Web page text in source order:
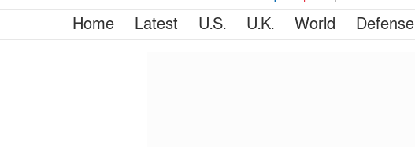
Home Latest U.S. U.K. World Defense